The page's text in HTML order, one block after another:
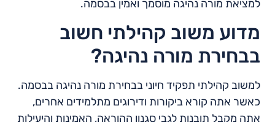
למציאת מורה נהיגה מוסמך ואמין בבסמה.
מדוע משוב קהילתי חשוב
בבחירת מורה נהיגה?
למשוב קהילתי תפקיד חיוני בבחירת מורה נהיגה בבסמה.
כאשר אתה קורא ביקורות ודירוגים מתלמידים אחרים,
אתה מקבל תובנות לגבי סגנון ההוראה, האמינות והיעילות